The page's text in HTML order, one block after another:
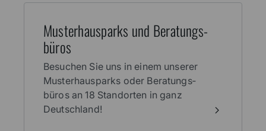
Muster­haus­parks und Beratungs­
büros
Besuchen Sie uns in einem unserer
Muster­haus­parks oder Beratungs­
büros an 18 Stand­orten in ganz
Deutschland!